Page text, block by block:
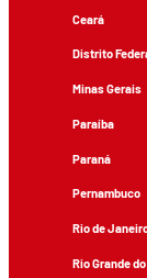
Ceará
Distrito
Minas Gerais
Paraíba
Paraná
Pernambuco
Rio de
Rio Grande